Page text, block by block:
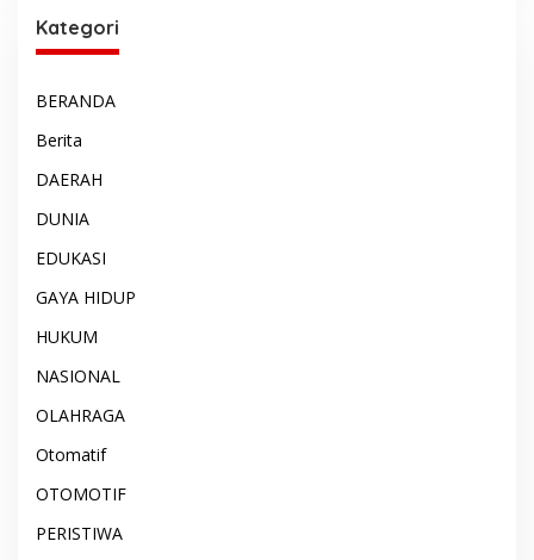
Kategori
BERANDA
Berita
DAERAH
DUNIA
EDUKASI
GAYA HIDUP
HUKUM
NASIONAL
OLAHRAGA
Otomatif
OTOMOTIF
PERISTIWA